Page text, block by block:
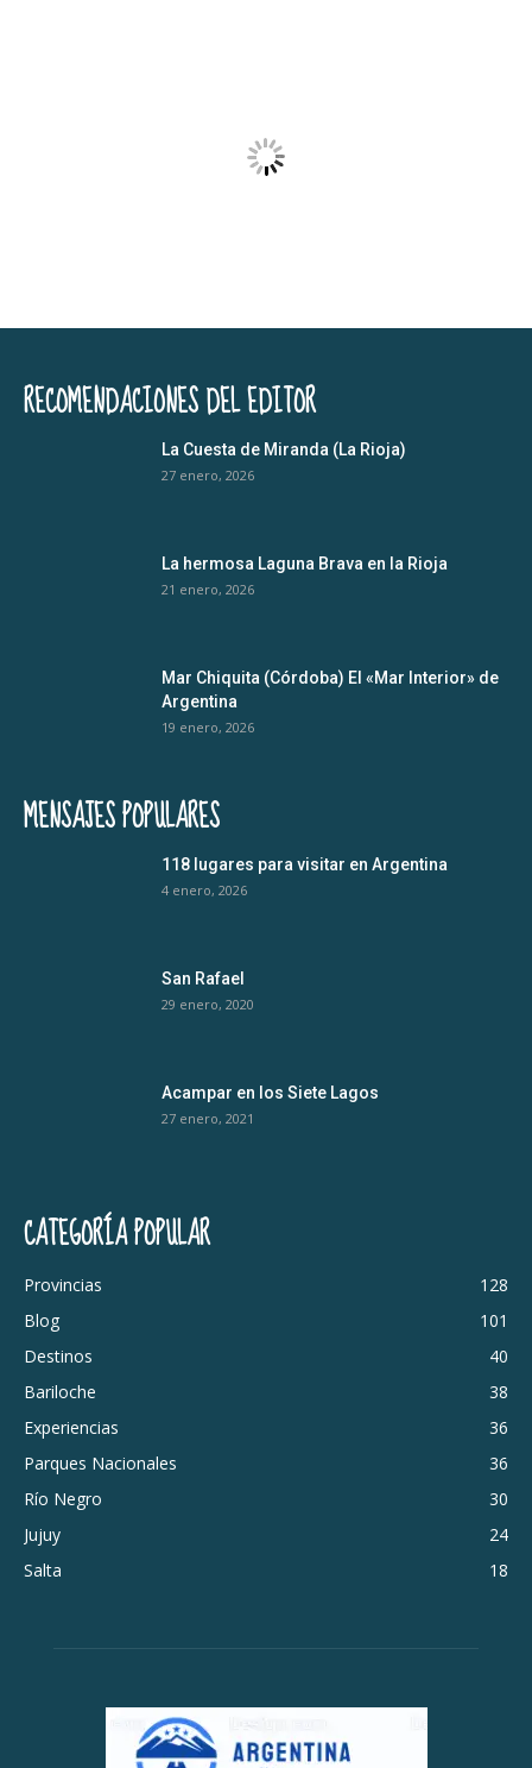
RECOMENDACIONES DEL EDITOR
La Cuesta de Miranda (La Rioja)
27 enero, 2026
La hermosa Laguna Brava en la Rioja
21 enero, 2026
Mar Chiquita (Córdoba) El «Mar Interior» de
Argentina
19 enero, 2026
MENSAJES POPULARES
118 lugares para visitar en Argentina
4 enero, 2026
San Rafael
29 enero, 2020
Acampar en los Siete Lagos
27 enero, 2021
CATEGORÍA POPULAR
Provincias
128
Blog
101
Destinos
40
Bariloche
38
Experiencias
36
Parques Nacionales
36
Río Negro
30
Jujuy
24
Salta
18